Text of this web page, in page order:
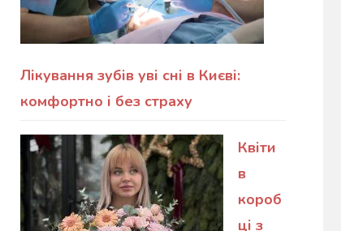
Лікування зубів уві сні в Києві:
комфортно і без страху
Квіти
в
короб
ці з